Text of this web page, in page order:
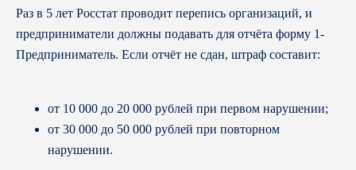
Раз в 5 лет Росстат проводит перепись организаций, и
предприниматели должны подавать для отчёта форму 1-
Предприниматель. Если отчёт не сдан, штраф составит:
от 10 000 до 20 000 рублей при первом нарушении;
от 30 000 до 50 000 рублей при повторном
нарушении.
Портал Бухгалтера
Расчёт заработной платы
Комплаенс-помощник
Проверка и восстановление
Переход на кадровый ЭДО
Ведение воинского учёта
Консультации по кадровым вопросам